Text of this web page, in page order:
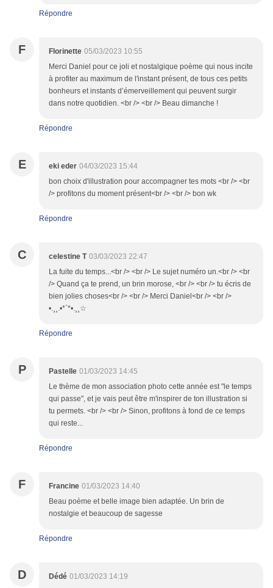
Répondre
F Florinette 05/03/2023 10:55
Merci Daniel pour ce joli et nostalgique poème qui nous incite
à profiter au maximum de l'instant présent, de tous ces petits
bonheurs et instants d’émerveillement qui peuvent surgir
dans notre quotidien. <br /> <br /> Beau dimanche !
Répondre
E eki eder 04/03/2023 15:44
bon choix d'illustration pour accompagner tes mots <br /> <br
/> profitons du moment présent<br /> <br /> bon wk
Répondre
C celestine T 03/03/2023 22:47
La fuite du temps...<br /> <br /> Le sujet numéro un.<br /> <br
/> Quand ça te prend, un brin morose, <br /> <br /> tu écris de
bien jolies choses<br /> <br /> Merci Daniel<br /> <br />
•.¸¸.•*`*•.¸¸☆
Répondre
P Pastelle 01/03/2023 14:45
Le thème de mon association photo cette année est "le temps
qui passe", et je vais peut être m'inspirer de ton illustration si
tu permets. <br /> <br /> Sinon, profitons à fond de ce temps
qui reste...
Répondre
F Francine 01/03/2023 14:40
Beau poème et belle image bien adaptée. Un brin de
nostalgie et beaucoup de sagesse
Répondre
D Dédé 01/03/2023 14:19